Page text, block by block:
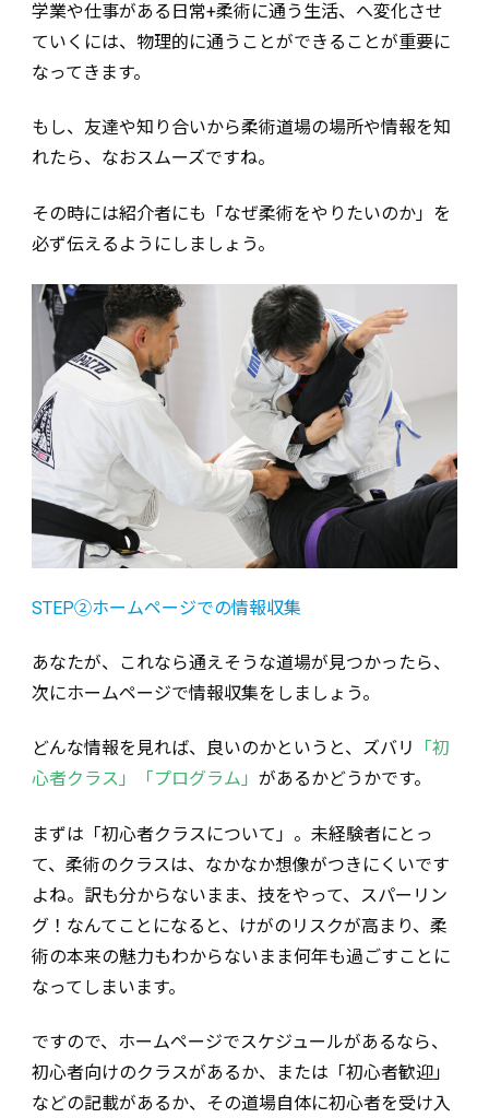
学業や仕事がある日常+柔術に通う生活、へ変化させ
ていくには、物理的に通うことができることが重要に
なってきます。
もし、友達や知り合いから柔術道場の場所や情報を知
れたら、なおスムーズですね。
その時には紹介者にも「なぜ柔術をやりたいのか」を
必ず伝えるようにしましょう。
STEP②ホームページでの情報収集
あなたが、これなら通えそうな道場が見つかったら、
次にホームページで情報収集をしましょう。
どんな情報を見れば、良いのかというと、ズバリ
「初
心者クラス」「プログラム」 があるかどうかです。
まずは「初心者クラスについて」。未経験者にとっ
て、柔術のクラスは、なかなか想像がつきにくいです
よね。訳も分からないまま、技をやって、スパーリン
グ！なんてことになると、けがのリスクが高まり、柔
術の本来の魅力もわからないまま何年も過ごすことに
なってしまいます。
ですので、ホームページでスケジュールがあるなら、
初心者向けのクラスがあるか、または「初心者歓迎」
などの記載があるか、その道場自体に初心者を受け入